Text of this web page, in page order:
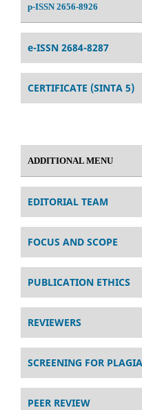
p-ISSN 2656-8926
e-ISSN 2684-8287
CERTIFICATE (SINTA 5)
ADDITIONAL MENU
EDITORIAL TEAM
FOCUS AND SCOPE
PUBLICATION ETHICS
REVIEWERS
SCREENING FOR
PEER REVIEW